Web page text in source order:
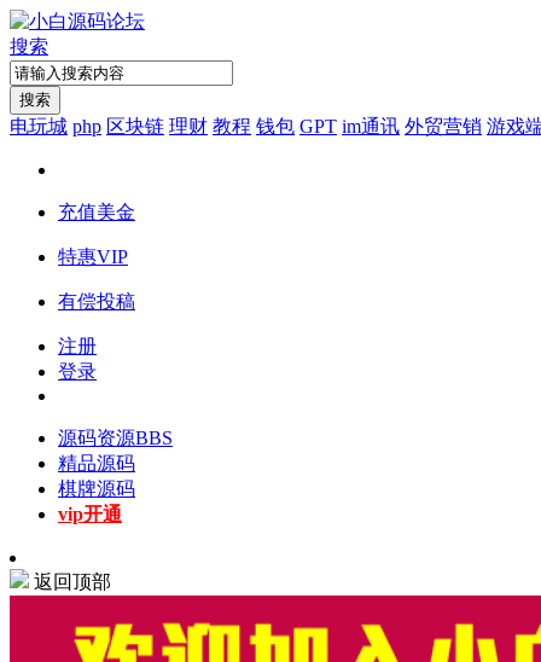
搜索
搜索
电玩城 php 区块链 理财 教程 钱包 GPT im通讯 外贸营销 游戏
充值美金
特惠VIP
有偿投稿
注册
登录
源码资源BBS
精品源码
棋牌源码
vip开通
返回顶部